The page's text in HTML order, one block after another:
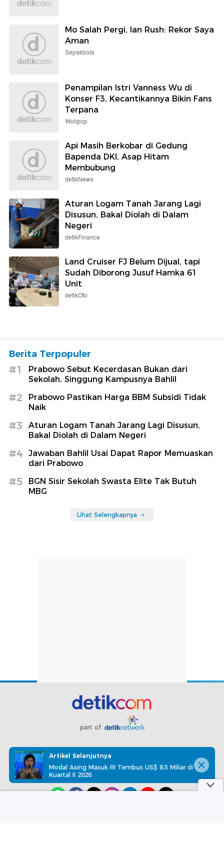
Mo Salah Pergi, Ian Rush: Rekor Saya
Aman
Sepakbola
Penampilan Istri Vanness Wu di
Konser F3, Kecantikannya Bikin Fans
Terpana
Wolipop
Api Masih Berkobar di Gedung
Bapenda DKI, Asap Hitam
Membubung
detikNews
Aturan Logam Tanah Jarang Lagi
Disusun, Bakal Diolah di Dalam
Negeri
detikFinance
Land Cruiser FJ Belum Dijual, tapi
Sudah Diborong Jusuf Hamka 61
Unit
detikOto
Berita Terpopuler
#1
Prabowo Sebut Kecerdasan Bukan dari
Sekolah, Singgung Kampusnya Bahlil
#2
Prabowo Pastikan Harga BBM Subsidi Tidak
Naik
#3
Aturan Logam Tanah Jarang Lagi Disusun,
Bakal Diolah di Dalam Negeri
#4
Jawaban Bahlil Usai Dapat Rapor Memuaskan
dari Prabowo
#5
BGN Sisir Sekolah Swasta Elite Tak Butuh
MBG
Lihat Selengkapnya
part of
Redaksi Pedoman Media Siber Karir
Kotak Pos
Info Iklan
Privacy Policy Disclaimer
Artikel Selanjutnya
Modal Asing Masuk RI Tembus US$ 8,5 Miliar di
Kuartal II 2026